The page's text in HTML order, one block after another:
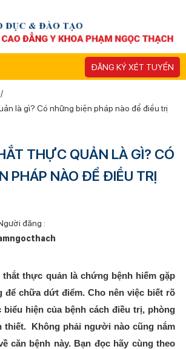
ĐĂNG KÝ XÉT TUYỂN
là gì? Có những biện pháp nào để điều trị
THỰC QUẢN LÀ GÌ? CÓ
PHÁP NÀO ĐỂ ĐIỀU TRỊ
đăng :
thực quản là chứng bệnh hiếm gặp
để chữa dứt điểm. Cho nên việc biết rõ
biểu hiện của bệnh cách điều trị, phòng
thiết. Không phải người nào cũng nắm
căn bệnh này. Bạn đọc hãy cùng theo